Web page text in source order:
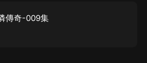
傳奇-009集